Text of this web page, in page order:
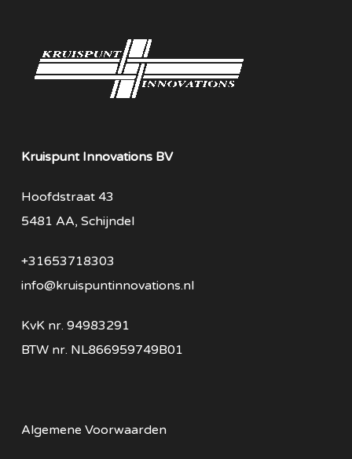
Kruispunt Innovations BV
Hoofdstraat 43
5481 AA, Schijndel
+31653718303
info@kruispuntinnovations.nl
KvK nr. 94983291
BTW nr. NL866959749B01
Algemene Voorwaarden